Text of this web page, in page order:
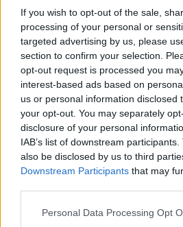
If you wish to opt-out of the sale,
processing of your personal or
targeted advertising by us, please
section to confirm your selection.
opt-out request is processed you
interest-based ads based on
us or personal information disclosed
your opt-out. You may separately
disclosure of your personal
IAB’s list of downstream
also be disclosed by us to third
Downstream Participants that may
Personal Data Processing Opt
Betrouwbaarheid:
goedgekeurd door de
Kansspelautoriteit
Aanbevolen:
casinonieuws.nl
de spelersvriendelijkheid
maximale 5 sterren!
Goede odds
Gebruikersvriendelijke
Tevreden klanten
Interessante
bestaande spelers
Betrouwbaar en partner
Expert: Uitgebreid aanbod